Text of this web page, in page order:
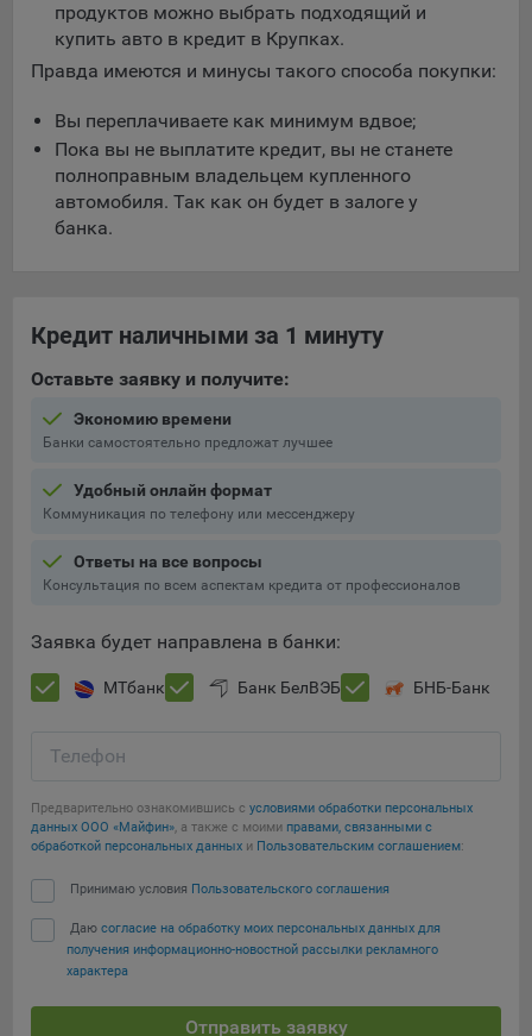
продуктов можно выбрать подходящий и
купить авто в кредит в Крупках.
Правда имеются и минусы такого способа покупки:
Вы переплачиваете как минимум вдвое;
Пока вы не выплатите кредит, вы не станете
полноправным владельцем купленного
автомобиля. Так как он будет в залоге у
банка.
Кредит наличными за 1 минуту
Оставьте заявку и получите:
Экономию времени
Банки самостоятельно предложат лучшее
Удобный онлайн формат
Коммуникация по телефону или мессенджеру
Ответы на все вопросы
Консультация по всем аспектам кредита от профессионалов
Заявка будет направлена в банки:
МТбанк Банк БелВЭБ БНБ-Банк
Телефон
Предварительно ознакомившись с условиями обработки персональных
данных ООО «Майфин», а также с моими правами, связанными с
обработкой персональных данных и Пользовательским соглашением:
Принимаю условия Пользовательского соглашения
Даю согласие на обработку моих персональных данных для
получения информационно-новостной рассылки рекламного
характера
Отправить заявку